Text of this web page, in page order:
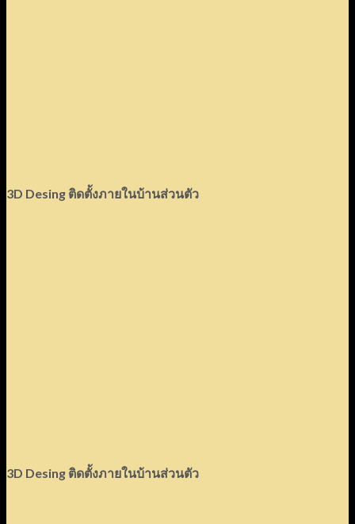
3D Desing ติดตั้งภายในบ้านส่วนตัว
3D Desing ติดตั้งภายในบ้านส่วนตัว